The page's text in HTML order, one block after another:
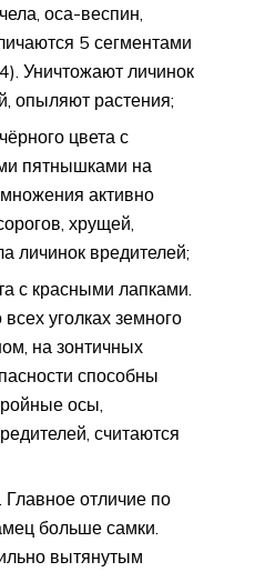
оса-веспин,
5 сегментами
Уничтожают личинок
опыляют растения;
цвета с
пятнышками на
активно
хрущей,
личинок вредителей;
с красными лапками.
уголках земного
на зонтичных
способны
осы,
считаются
отличие по
больше самки.
вытянутым